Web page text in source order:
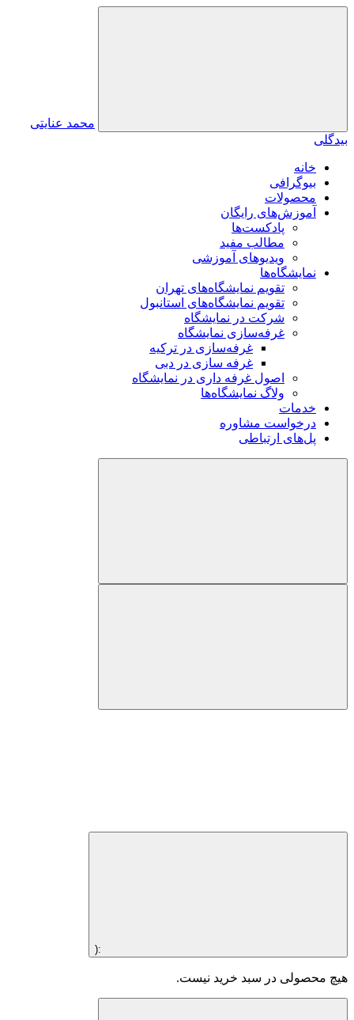
محمد عنایتی
بیدگلی
خانه
بیوگرافی
محصولات
آموزش‌های رایگان
پادکست‌ها
مطالب مفید
ویدیوهای آموزشی
نمایشگاه‌ها
تقویم نمایشگاه‌های تهران
تقویم نمایشگاه‌های استانبول
شرکت در نمایشگاه
غرفه‌سازی نمایشگاه
غرفه‌سازی در ترکیه
غرفه سازی در دبی
اصول غرفه داری در نمایشگاه
ولاگ نمایشگاه‌ها
خدمات
درخواست مشاوره
پل‌های ارتباطی
:(
هیچ محصولی در سبد خرید نیست.